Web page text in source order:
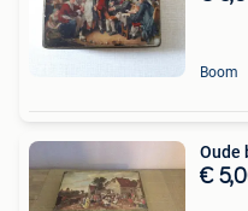
Boom
Oude
€